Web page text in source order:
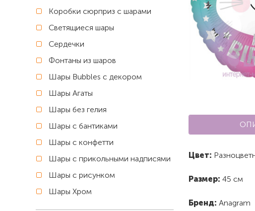
Коробки сюрприз с шарами
Светящиеся шары
Сердечки
Фонтаны из шаров
Шары Bubbles с декором
Шары Агаты
Шары без гелия
Шары с бантиками
Шары с конфетти
Шары с прикольными надписями
Шары с рисунком
Шары Хром
Цвет:
Размер: 45 см
Бренд: Anagram